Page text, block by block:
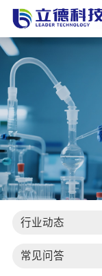
行业动态
常见问答